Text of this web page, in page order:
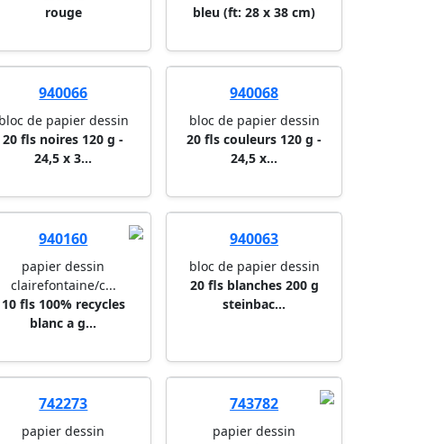
rouge
bleu (ft: 28 x 38 cm)
940066
bloc de papier dessin
20 fls noires 120 g -
24,5 x 3...
940068
bloc de papier dessin
20 fls couleurs 120 g -
24,5 x...
940160
papier dessin
clairefontaine/c...
10 fls 100% recycles
blanc a g...
940063
bloc de papier dessin
20 fls blanches 200 g
steinbac...
742273
papier dessin
743782
papier dessin